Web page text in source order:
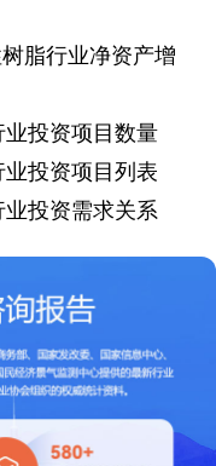
脂行业净资产增
投资项目数量
投资项目列表
投资需求关系